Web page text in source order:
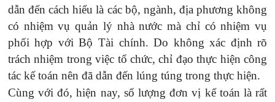
dẫn đến cách hiểu là các bộ, ngành, địa phương không
có nhiệm vụ quản lý nhà nước mà chỉ có nhiệm vụ
phối hợp với Bộ Tài chính. Do không xác định rõ
trách nhiệm trong việc tổ chức, chỉ đạo thực hiện công
tác kế toán nên đã dẫn đến lúng túng trong thực hiện.
Cùng với đó, hiện nay, số lượng đơn vị kế toán là rất